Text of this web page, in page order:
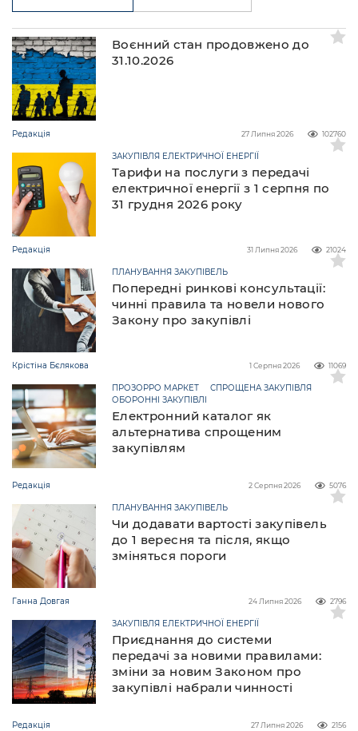
Воєнний стан продовжено до
31.10.2026
Редакція 102760
27 Липня 2026
Тарифи на послуги з передачі
електричної енергії з 1 серпня по
31 грудня 2026 року
ЗАКУПІВЛЯ ЕЛЕКТРИЧНОЇ ЕНЕРГІЇ
Редакція 21024
31 Липня 2026
Попередні ринкові консультації:
чинні правила та новели нового
Закону про закупівлі
ПЛАНУВАННЯ ЗАКУПІВЕЛЬ
Крістіна Бєлякова 11069
1 Серпня 2026
Електронний каталог як
альтернатива спрощеним
закупівлям
ПРОЗОРРО МАРКЕТ
СПРОЩЕНА ЗАКУПІВЛЯ
ОБОРОННІ ЗАКУПІВЛІ
Редакція 5076
2 Серпня 2026
Чи додавати вартості закупівель
до 1 вересня та після, якщо
зміняться пороги
ПЛАНУВАННЯ ЗАКУПІВЕЛЬ
Ганна Довгая 2796
24 Липня 2026
Приєднання до системи
передачі за новими правилами:
зміни за новим Законом про
закупівлі набрали чинності
ЗАКУПІВЛЯ ЕЛЕКТРИЧНОЇ ЕНЕРГІЇ
Редакція 2156
27 Липня 2026